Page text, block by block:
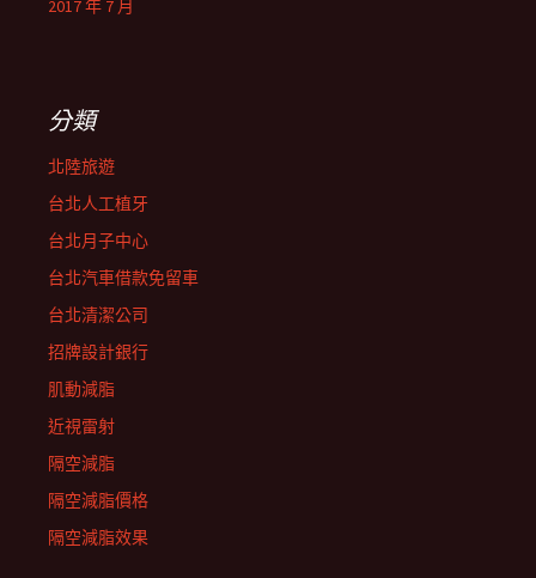
2017 年 7 月
分類
北陸旅遊
台北人工植牙
台北月子中心
台北汽車借款免留車
台北清潔公司
招牌設計銀行
肌動減脂
近視雷射
隔空減脂
隔空減脂價格
隔空減脂效果